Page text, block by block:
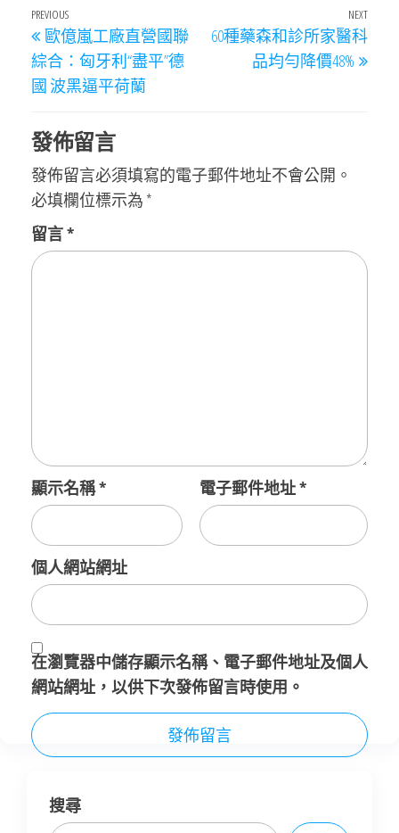
文
章
導
Previous
Post
PREVIOUS
歐億嵐工廠直營國聯
綜合：匈牙利“盡平”德
國 波黑逼平荷蘭
Next
Post
NEXT
60種藥森和診所家醫科
品均勻降價48%
發佈留言
發佈留言必須填寫的電子郵件地址不會公開。
必填欄位標示為 *
留言*
顯示名稱* 電子郵件地址*
個人網站網址
在瀏覽器中儲存顯示名稱、電子郵件地址及個人
網站網址，以供下次發佈留言時使用。
搜尋